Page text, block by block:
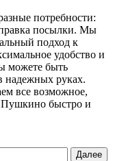
потребности:
посылки. Мы
подход к
удобство и
можете быть
надежных руках.
все возможное,
Пушкино быстро и
Далее